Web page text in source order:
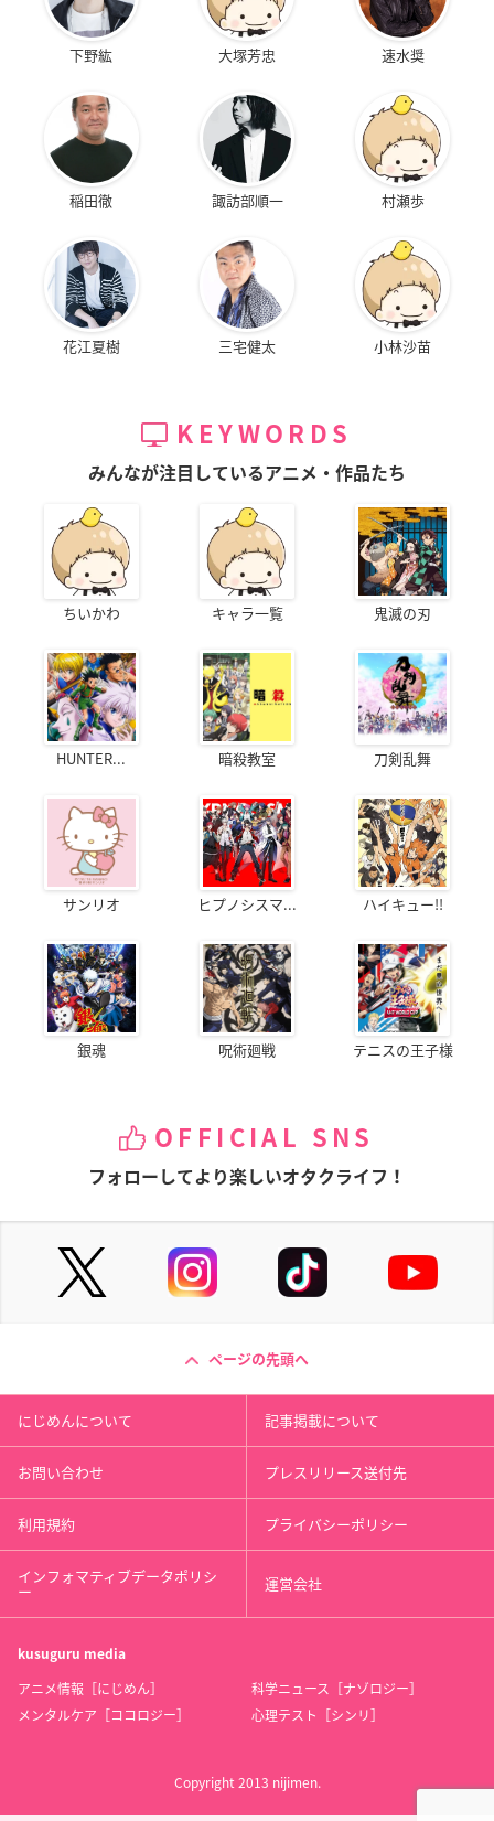
下野紘 大塚芳忠 速水奨
稲田徹 諏訪部順一 村瀬歩
花江夏樹 三宅健太 小林沙苗
KEYWORDS
みんなが注目しているアニメ・作品たち
ちいかわ キャラ一覧 鬼滅の刃
HUNTER... 暗殺教室 刀剣乱舞
サンリオ ヒプノシスマ... ハイキュー!!
銀魂 呪術廻戦 テニスの王子様
OFFICIAL SNS
フォローしてより楽しいオタクライフ！
ページの先頭へ
にじめんについて 記事掲載について
お問い合わせ プレスリリース送付先
利用規約 プライバシーポリシー
インフォマティブデータポリシ
ー 運営会社
kusuguru media
アニメ情報［にじめん］
科学ニュース［ナゾロジー］
メンタルケア［ココロジー］
心理テスト［シンリ］
Copyright 2013 nijimen.